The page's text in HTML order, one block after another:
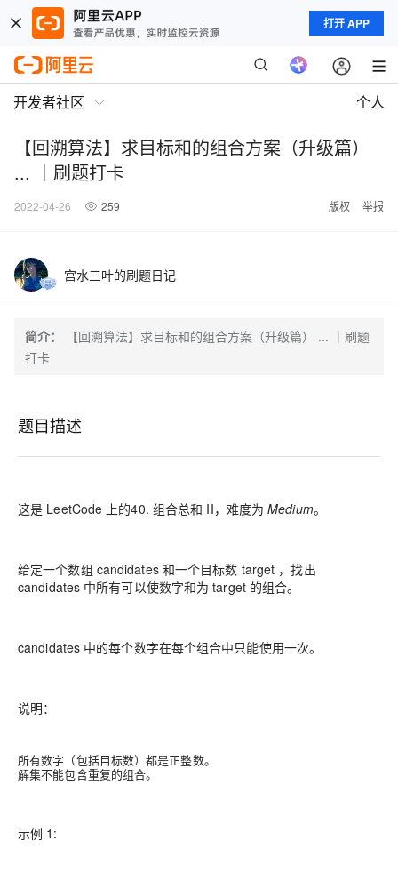
打开 APP
开发者社区 个人
【回溯算法】求目标和的组合方案（升级篇）
... ｜刷题打卡
2022-04-26 259 版权 举报
宫水三叶的刷题日记
简介：
【回溯算法】求目标和的组合方案（升级篇） ... ｜刷题
打卡
题目描述
这是 LeetCode 上的40. 组合总和 II，难度为Medium。
给定一个数组 candidates 和一个目标数 target ，找出
candidates 中所有可以使数字和为 target 的组合。
candidates 中的每个数字在每个组合中只能使用一次。
说明：
所有数字（包括目标数）都是正整数。
解集不能包含重复的组合。
示例 1: